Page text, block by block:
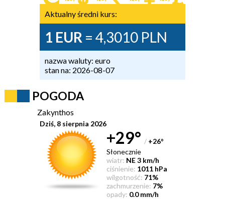
Aktualny średni kurs:
1 EUR = 4,3010 PLN
nazwa waluty: euro
stan na: 2026-08-07
POGODA
Zakynthos
Dziś, 8 sierpnia 2026
+29° / +26°
Słonecznie
wiatr: NE 3 km/h
ciśnienie: 1011 hPa
wilgotność: 71%
zachmurzenie: 7%
opady: 0.0 mm/h